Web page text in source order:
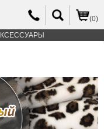
(0)